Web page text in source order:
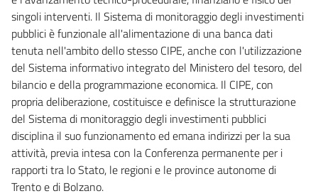
singoli interventi. Il Sistema di monitoraggio degli investimenti
pubblici è funzionale all'alimentazione di una banca dati
tenuta nell'ambito dello stesso CIPE, anche con l'utilizzazione
del Sistema informativo integrato del Ministero del tesoro, del
bilancio e della programmazione economica. Il CIPE, con
propria deliberazione, costituisce e definisce la strutturazione
del Sistema di monitoraggio degli investimenti pubblici
disciplina il suo funzionamento ed emana indirizzi per la sua
attività, previa intesa con la Conferenza permanente per i
rapporti tra lo Stato, le regioni e le province autonome di
Trento e di Bolzano.